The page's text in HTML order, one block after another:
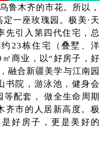
木齐的市花。所以，
一座玫瑰园。极美·天
先引入第四代住宅，总
23栋住宅（叠墅、洋
商业，以“好房子，好
融合新疆美学与江南园
书院，游泳池，健身会
等配套， 做全生命周期
齐市的人居新高度。极
好房子，更是美好的